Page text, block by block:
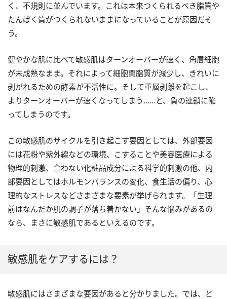
く、不規則に並んでいます。これは本来つくられるべき脂質や
たんぱく質がつくられないままになっていることが原因だそ
う。
健やかな肌に比べて敏感肌はターンオーバーが速く、角層細胞
が未成熟なまま。それによって細胞間脂質が減少し、きれいに
剥がれるための酵素が不活性に。そして重層剥離を起こし、
よりターンオーバーが速くなってしまう……と、負の連鎖に陥
ってしまうのです。
この敏感肌のサイクルを引き起こす要因としては、外部要因
には花粉や紫外線などの環境、こすることや美容医療による
物理的刺激、合わない化粧品成分による科学的刺激の他、内
部要因としてはホルモンバランスの変化、食生活の偏り、心
理的なストレスなどさまざまな要素が挙げられます。「生理
前はなんだか肌の調子が落ち着かない」そんな悩みがあるの
なら、まさに敏感肌であるといえるのです。
敏感肌をケアするには？
敏感肌にはさまざまな要因があると分かりました。では、ど